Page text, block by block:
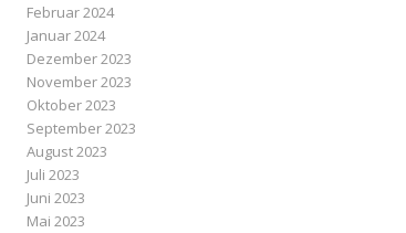
Februar 2024
Januar 2024
Dezember 2023
November 2023
Oktober 2023
September 2023
August 2023
Juli 2023
Juni 2023
Mai 2023